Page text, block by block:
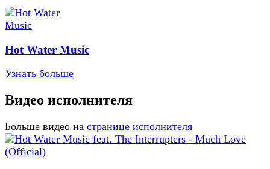
Hot Water Music
Узнать больше
Видео исполнителя
Больше видео на странице исполнителя